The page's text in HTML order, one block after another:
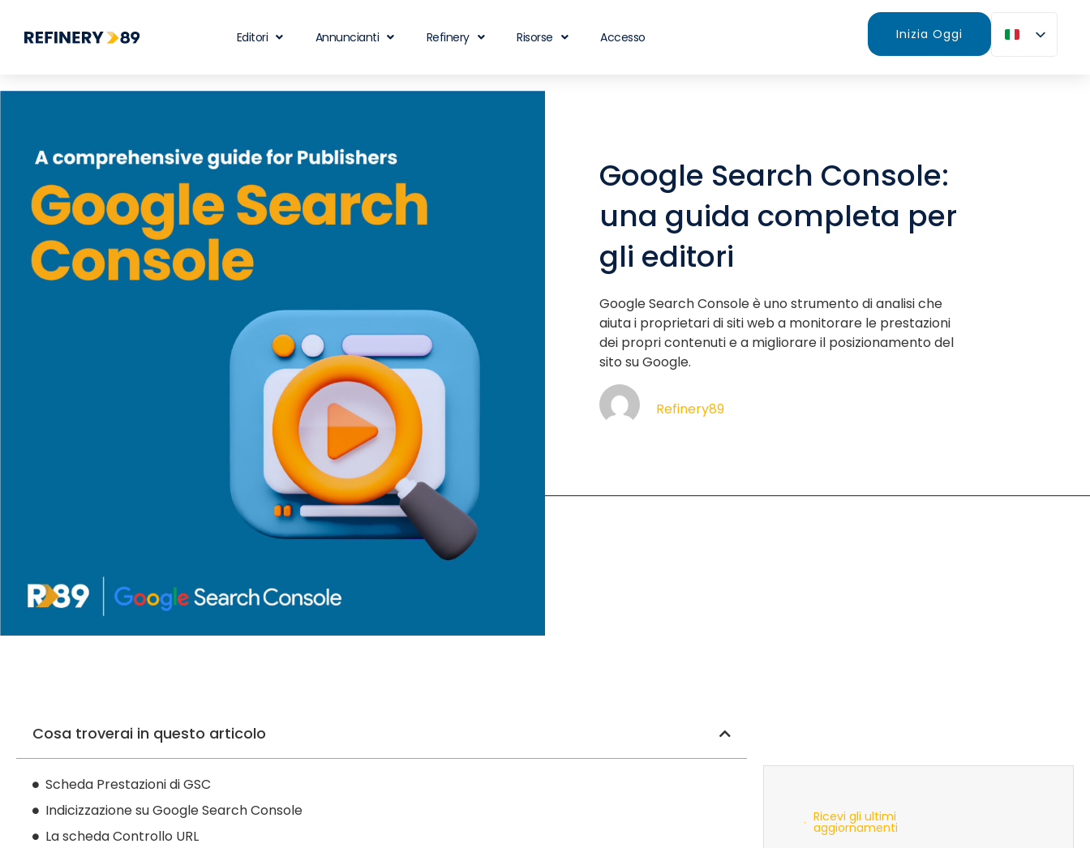
Editori Annuncianti Refinery Risorse Accesso Inizia Oggi
Google Search Console:
una guida completa per
gli editori
Google Search Console è uno strumento di analisi che
aiuta i proprietari di siti web a monitorare le prestazioni
dei propri contenuti e a migliorare il posizionamento del
sito su Google.
Refinery89
Cosa troverai in questo articolo
Scheda Prestazioni di GSC
Indicizzazione su Google Search Console
La scheda Controllo URL
Ricevi gli ultimi
aggiornamenti